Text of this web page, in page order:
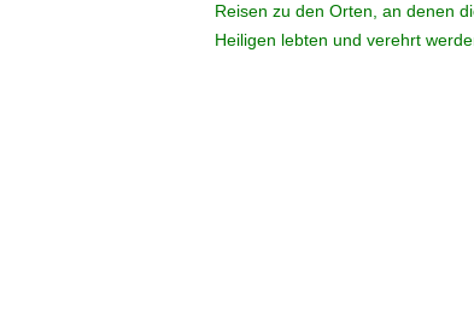
Reisen zu den Orten, an denen
Heiligen lebten und verehrt